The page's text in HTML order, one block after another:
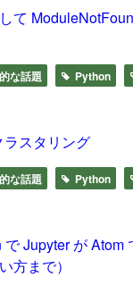
て
な話題 Python
スタリング
な話題 Python
Jupyter が Atom
方まで）